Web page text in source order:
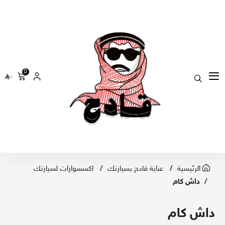
0
٠
الرئيسية عناية قادح بسيارتك
اكسسوارات لسيارتك
داش كام
داش كام